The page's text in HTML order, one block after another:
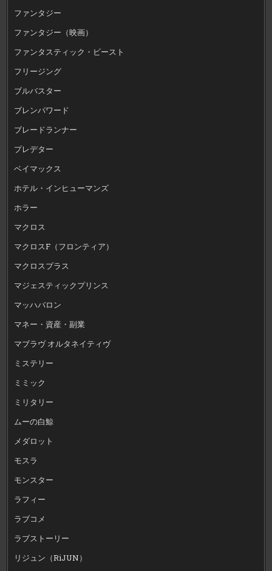
ファンタジー
ファンタジー（映画）
ファンタスティック・ビースト
フリージング
ブルバスター
ブレンパワード
ブレードランナー
プレデター
ベイマックス
ホテル・インヒューマンズ
ホラー
マクロス
マクロスF（フロンティア）
マクロスプラス
マジェスティックプリンス
マッハバロン
マネー・資産・副業
マブラヴ オルタネイティヴ
ミステリー
ミミック
ミリタリー
ムーの白鯨
メダロット
モスラ
モンスター
ラフィー
ラブコメ
ラブストーリー
リジュン（RiJUN）